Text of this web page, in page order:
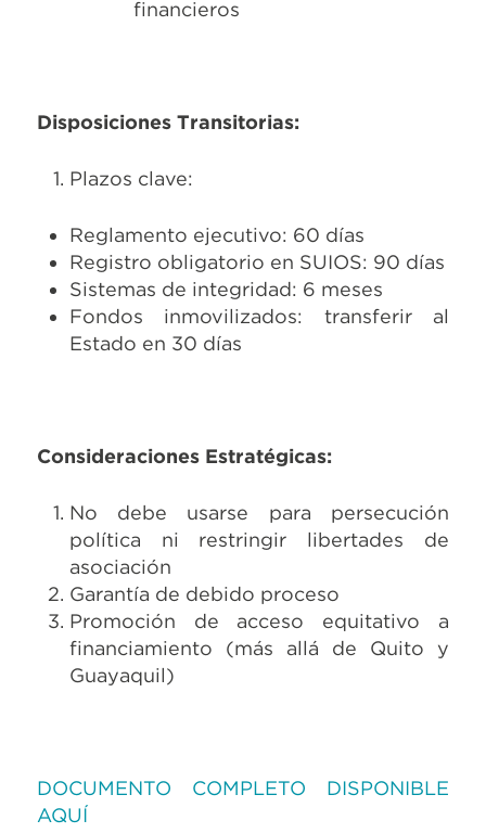
financieros
Disposiciones Transitorias:
Plazos clave:
Reglamento ejecutivo: 60 días
Registro obligatorio en SUIOS: 90 días
Sistemas de integridad: 6 meses
Fondos inmovilizados: transferir al
Estado en 30 días
Consideraciones Estratégicas:
No debe usarse para persecución
política ni restringir libertades de
asociación
Garantía de debido proceso
Promoción de acceso equitativo a
financiamiento (más allá de Quito y
Guayaquil)
DOCUMENTO COMPLETO DISPONIBLE
AQUÍ